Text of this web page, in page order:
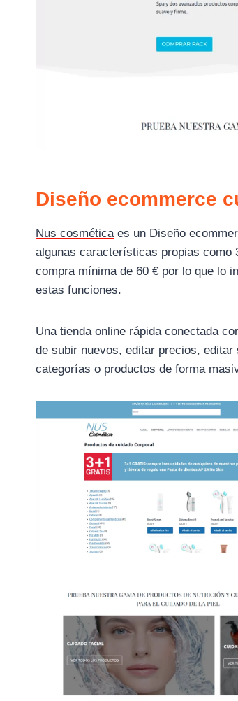
Diseño ecommerce
Nus cosméticaes un Diseño
algunas características propias como
compra mínima de 60 € por lo que lo
estas funciones.
Una tienda online rápida conectada
de subir nuevos, editar precios,
categorías o productos de forma